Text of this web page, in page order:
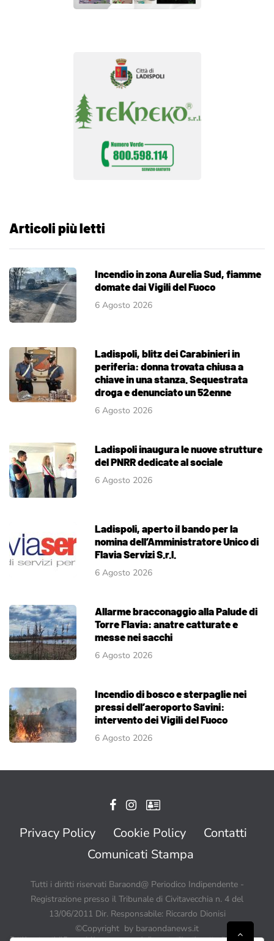
Articoli più letti
Incendio in zona Aurelia Sud, fiamme
domate dai Vigili del Fuoco
6 Agosto 2026
Ladispoli, blitz dei Carabinieri in
periferia: donna trovata chiusa a
chiave in una stanza. Sequestrata
droga e denunciato un 52enne
6 Agosto 2026
Ladispoli inaugura le nuove strutture
del PNRR dedicate al sociale
6 Agosto 2026
Ladispoli, aperto il bando per la
nomina dell’Amministratore Unico di
Flavia Servizi S.r.l.
6 Agosto 2026
Allarme bracconaggio alla Palude di
Torre Flavia: anatre catturate e
messe nei sacchi
6 Agosto 2026
Incendio di bosco e sterpaglie nei
pressi dell’aeroporto Savini:
intervento dei Vigili del Fuoco
6 Agosto 2026
Privacy Policy Cookie Policy
Contatti
Comunicati Stampa
Tutti i diritti riservati Baraond@ Periodico Indipendente -
Registrazione presso il Tribunale di Civitavecchia n. 4 del
13/06/2011 Dir. Responsabile: Riccardo Dionisi
©Copyright by baraondanews.it
Tutti i contenuti di BaraondaNews possono quindi essere utilizzati a patto di citare sempre